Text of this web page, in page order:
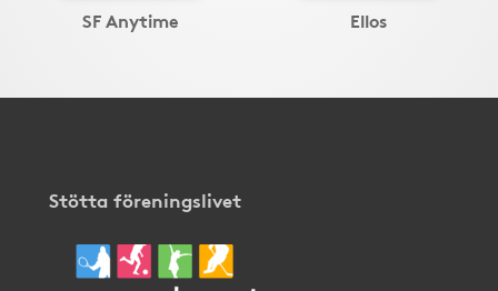
SF Anytime Ellos
Stötta föreningslivet